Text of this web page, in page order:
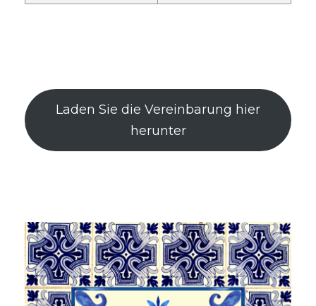
Laden Sie die Vereinbarung hier
herunter